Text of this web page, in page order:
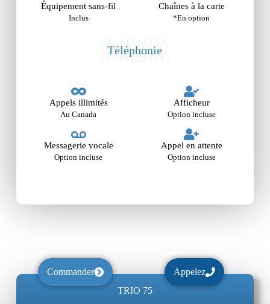
Commander Appelez
Équipement sans-fil
Inclus
Chaînes à la carte
*En option
Téléphonie
Appels illimités
Au Canada
Afficheur
Option incluse
Messagerie vocale
Option incluse
Appel en attente
Option incluse
TRIO 75